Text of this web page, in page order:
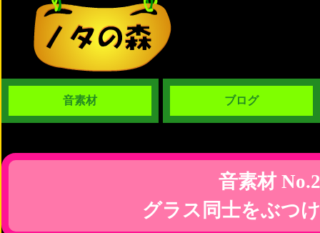
音素材 ブログ
音素材
グラス同士をぶつ